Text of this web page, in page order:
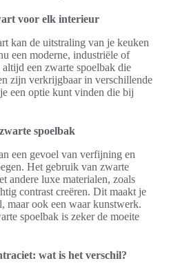
voor elk interieur
kan de uitstraling van je keuken
een moderne, industriële of
een zwarte spoelbak die
zijn verkrijgbaar in verschillende
een optie kunt vinden die bij
spoelbak
een gevoel van verfijning en
Het gebruik van zwarte
andere luxe materialen, zoals
contrast creëren. Dit maakt je
maar ook een waar kunstwerk.
spoelbak is zeker de moeite
wat is het verschil?